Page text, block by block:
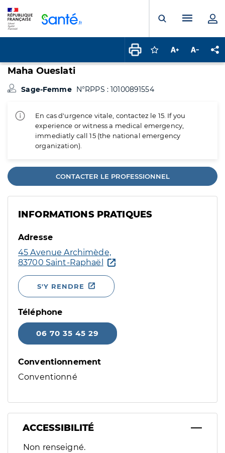
Ouvrir laMenu
Connectez-vous
Augmenter la
Maha Oueslati
Sage-Femme N°RPPS : 10100891554
En cas d'urgence vitale, contactez le 15. If you
experience or witness a medical emergency,
immediatly call 15 (the national emergency
organization).
CONTACTER LE PROFESSIONNEL
INFORMATIONS PRATIQUES
Adresse
45 Avenue Archimède,
83700 Saint-Raphaël
S'Y RENDRE
Téléphone
06 70 35 45 29
Conventionnement
Conventionné
ACCESSIBILITÉ
Filtres
Sélectionnez un ou plusieurs handicaps/besoins
Non renseigné.